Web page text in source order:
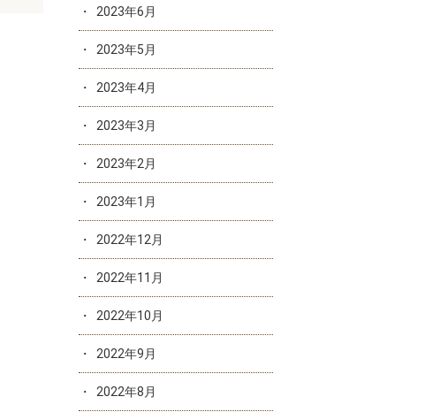
2023年6月
2023年5月
2023年4月
2023年3月
2023年2月
2023年1月
2022年12月
2022年11月
2022年10月
2022年9月
2022年8月